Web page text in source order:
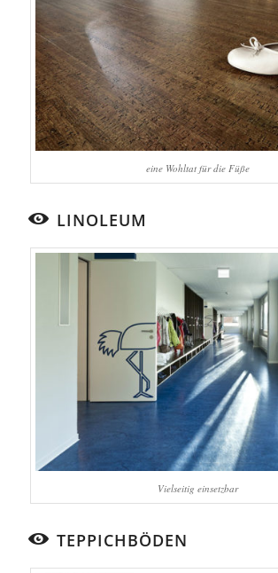
eine Wohltat für die Füße
LINOLEUM
Vielseitig einsetzbar
TEPPICHBÖDEN